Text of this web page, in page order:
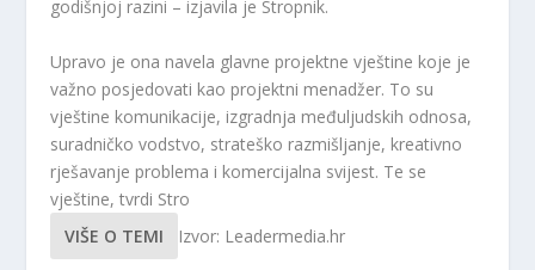
godišnjoj razini – izjavila je Stropnik.
Upravo je ona navela glavne projektne vještine koje je
važno posjedovati kao projektni menadžer. To su
vještine komunikacije, izgradnja međuljudskih odnosa,
suradničko vodstvo, strateško razmišljanje, kreativno
rješavanje problema i komercijalna svijest. Te se
vještine, tvrdi Stro
VIŠE O TEMI
Izvor: Leadermedia.hr